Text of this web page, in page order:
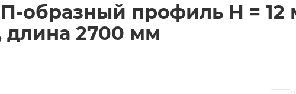
П-образный профиль H =
длина 2700 мм